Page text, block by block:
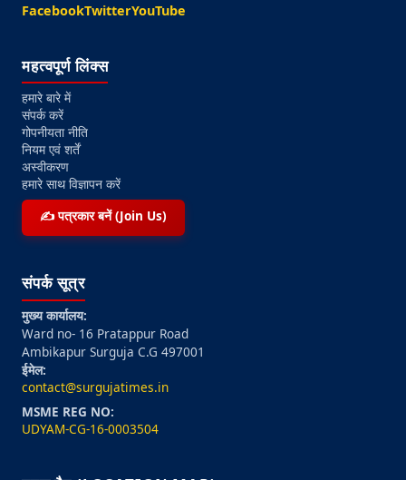
FacebookTwitterYouTube
महत्वपूर्ण लिंक्स
हमारे बारे में
संपर्क करें
गोपनीयता नीति
नियम एवं शर्तें
अस्वीकरण
हमारे साथ विज्ञापन करें
✍️ पत्रकार बनें (Join Us)
संपर्क सूत्र
मुख्य कार्यालय:
Ward no- 16 Pratappur Road
Ambikapur Surguja C.G 497001
ईमेल:
contact@surgujatimes.in
MSME REG NO:
UDYAM-CG-16-0003504